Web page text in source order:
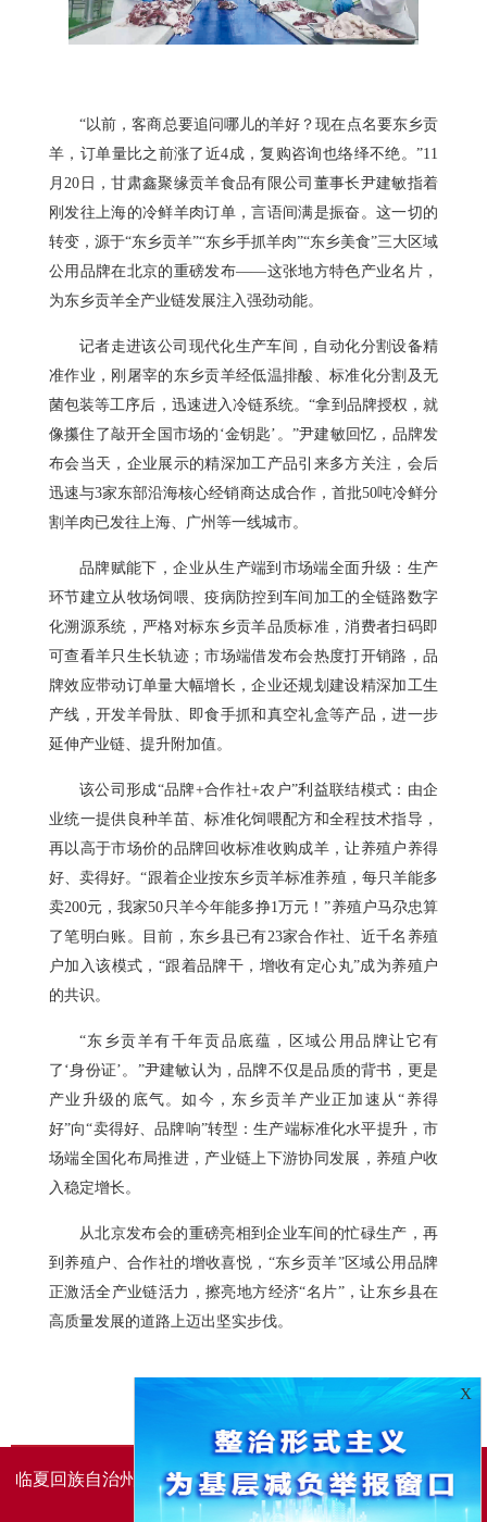
“以前，客商总要追问哪儿的羊好？现在点名要东乡贡
羊，订单量比之前涨了近4成，复购咨询也络绎不绝。”11
月20日，甘肃鑫聚缘贡羊食品有限公司董事长尹建敏指着
刚发往上海的冷鲜羊肉订单，言语间满是振奋。这一切的
转变，源于“东乡贡羊”“东乡手抓羊肉”“东乡美食”三大区域
公用品牌在北京的重磅发布——这张地方特色产业名片，
为东乡贡羊全产业链发展注入强劲动能。
记者走进该公司现代化生产车间，自动化分割设备精
准作业，刚屠宰的东乡贡羊经低温排酸、标准化分割及无
菌包装等工序后，迅速进入冷链系统。“拿到品牌授权，就
像攥住了敲开全国市场的‘金钥匙’。”尹建敏回忆，品牌发
布会当天，企业展示的精深加工产品引来多方关注，会后
迅速与3家东部沿海核心经销商达成合作，首批50吨冷鲜分
割羊肉已发往上海、广州等一线城市。
品牌赋能下，企业从生产端到市场端全面升级：生产
环节建立从牧场饲喂、疫病防控到车间加工的全链路数字
化溯源系统，严格对标东乡贡羊品质标准，消费者扫码即
可查看羊只生长轨迹；市场端借发布会热度打开销路，品
牌效应带动订单量大幅增长，企业还规划建设精深加工生
产线，开发羊骨肽、即食手抓和真空礼盒等产品，进一步
延伸产业链、提升附加值。
该公司形成“品牌+合作社+农户”利益联结模式：由企
业统一提供良种羊苗、标准化饲喂配方和全程技术指导，
再以高于市场价的品牌回收标准收购成羊，让养殖户养得
好、卖得好。“跟着企业按东乡贡羊标准养殖，每只羊能多
卖200元，我家50只羊今年能多挣1万元！”养殖户马尕忠算
了笔明白账。目前，东乡县已有23家合作社、近千名养殖
户加入该模式，“跟着品牌干，增收有定心丸”成为养殖户
的共识。
“东乡贡羊有千年贡品底蕴，区域公用品牌让它有
了‘身份证’。”尹建敏认为，品牌不仅是品质的背书，更是
产业升级的底气。如今，东乡贡羊产业正加速从“养得
好”向“卖得好、品牌响”转型：生产端标准化水平提升，市
场端全国化布局推进，产业链上下游协同发展，养殖户收
入稳定增长。
从北京发布会的重磅亮相到企业车间的忙碌生产，再
到养殖户、合作社的增收喜悦，“东乡贡羊”区域公用品牌
正激活全产业链活力，擦亮地方经济“名片”，让东乡县在
高质量发展的道路上迈出坚实步伐。
临夏回族自治州人民政府办公室主办 临夏回族自治州人民政
府信息中心承办
X